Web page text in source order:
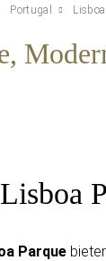
Portugal Lisboa
Parque